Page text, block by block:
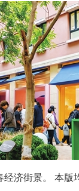
经济街景。 本版